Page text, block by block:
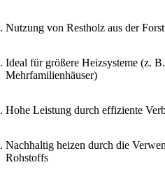
Nutzung von Restholz aus der
Ideal für größere Heizsysteme (z.
Mehrfamilienhäuser)
Hohe Leistung durch effiziente
Nachhaltig heizen durch die
Rohstoffs